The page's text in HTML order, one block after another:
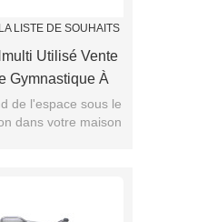
LISTE DE SOUHAITS
Utilisé Vente
Gymnastique À
Domestique
de l'espace sous le
dans votre maison